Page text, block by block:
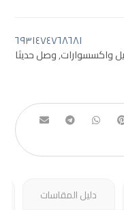
٦٩٣١٤٧٤٧٦٨٦٨١
واكسسوارات,وصل حديثا
دليل المقاسات